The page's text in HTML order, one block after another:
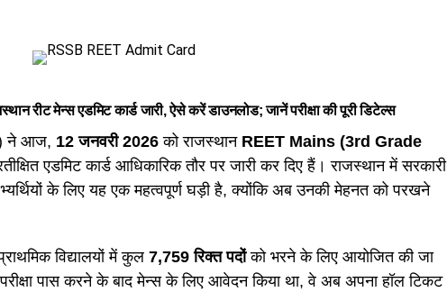
रीट मेन्स एडमिट कार्ड जारी, ऐसे करें डाउनलोड; जानें परीक्षा की पूरी डिटेल्स
ने आज, 12 जनवरी 2026 को राजस्थान REET Mains (3rd Grade
एडमिट कार्ड आधिकारिक तौर पर जारी कर दिए हैं। राजस्थान में सरकारी
के लिए यह एक महत्वपूर्ण घड़ी है, क्योंकि अब उनकी मेहनत को परखने
विद्यालयों में कुल 7,759 रिक्त पदोंको भरने के लिए आयोजित की जा
परीक्षा पास करने के बाद मेन्स के लिए आवेदन किया था, वे अब अपना हॉल टिकट